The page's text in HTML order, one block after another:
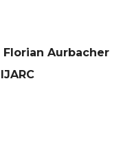
Aurbacher